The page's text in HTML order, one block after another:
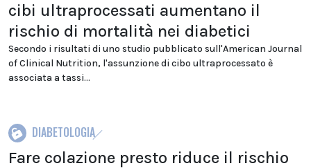
cibi ultraprocessati aumentano il
rischio di mortalità nei diabetici
Secondo i risultati di uno studio pubblicato sull'American Journal
of Clinical Nutrition, l'assunzione di cibo ultraprocessato è
associata a tassi...
DIABETOLOGIA
Fare colazione presto riduce il rischio